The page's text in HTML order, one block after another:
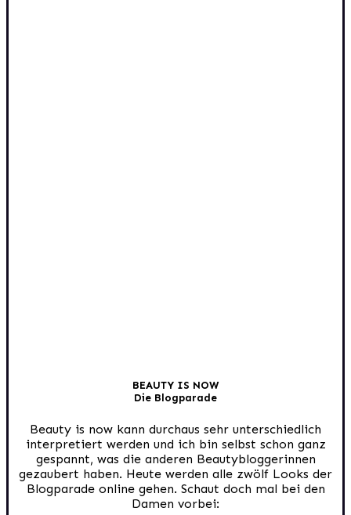
BEAUTY IS NOW
Die Blogparade
Beauty is now kann durchaus sehr unterschiedlich
interpretiert werden und ich bin selbst schon ganz
gespannt, was die anderen Beautybloggerinnen
gezaubert haben. Heute werden alle zwölf Looks der
Blogparade online gehen. Schaut doch mal bei den
Damen vorbei: